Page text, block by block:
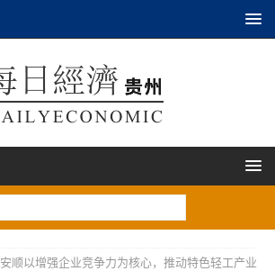
安顺以增强企业竞争力为核心，推动特色轻工产业